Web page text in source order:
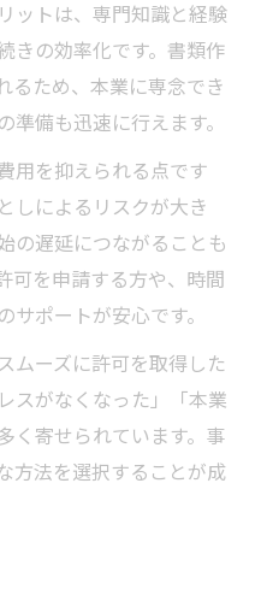
ットは、専門知識と経験
きの効率化です。書類作
るため、本業に専念でき
備も迅速に行えます。
用を抑えられる点です
しによるリスクが大き
の遅延につながることも
可を申請する方や、時間
ポートが安心です。
ムーズに許可を取得した
スがなくなった」「本業
く寄せられています。事
方法を選択することが成